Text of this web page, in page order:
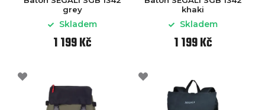
grey
Skladem
1 199 Kč
khaki
Skladem
1 199 Kč